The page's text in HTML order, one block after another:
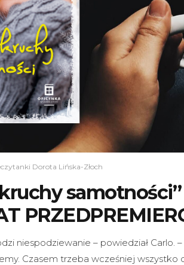
Dorota Lińska-Złoch
niespodziewanie – powiedział Carlo.
Czasem trzeba wcześniej wszystko